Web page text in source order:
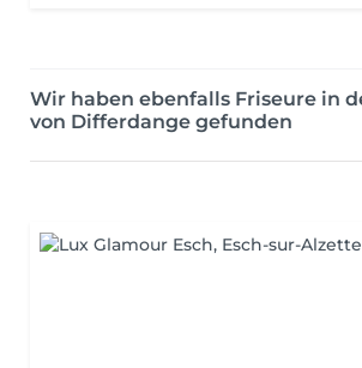
Wir haben ebenfalls Friseure in
von Differdange gefunden